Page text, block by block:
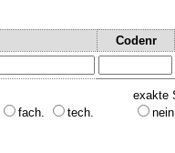
Codenr
fach. tech.
exakte
nein